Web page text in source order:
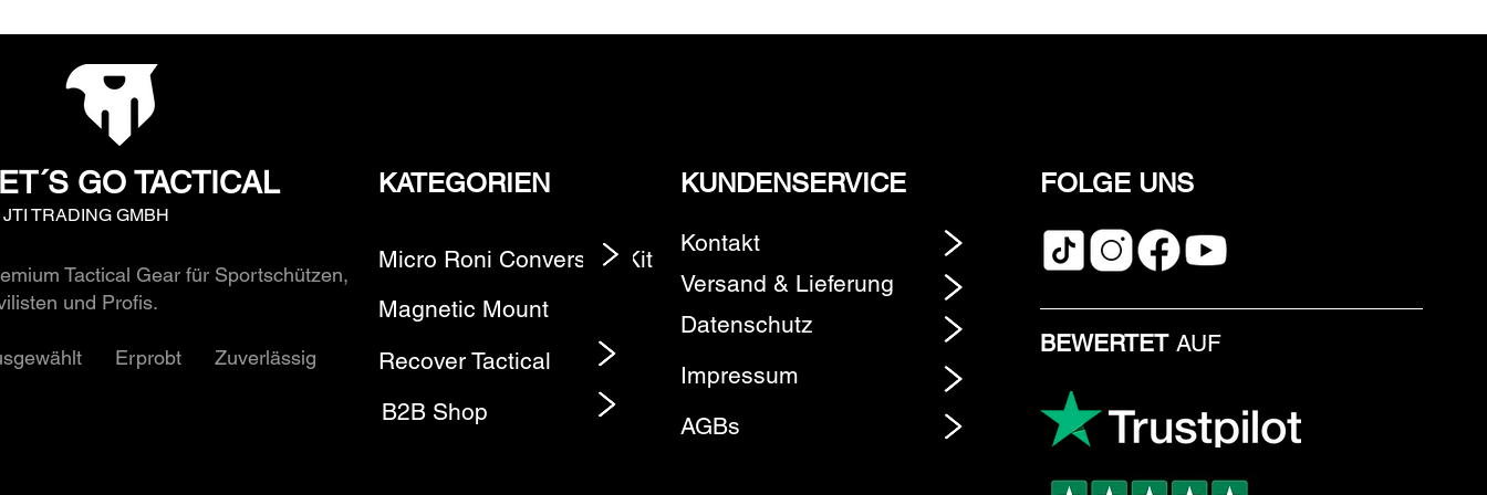
GO TACTICAL KATEGORIEN
TRADING GMBH
Tactical Gear für Sportschützen,
und Profis.
Erprobt Zuverlässig
Micro Roni Conversion Kit
Magnetic Mount
Recover Tactical
B2B Shop
KUNDENSERVICE
Kontakt
Versand & Lieferung
Datenschutz
Impressum
AGBs
FOLGE UNS
BEWERTET AUF
Element